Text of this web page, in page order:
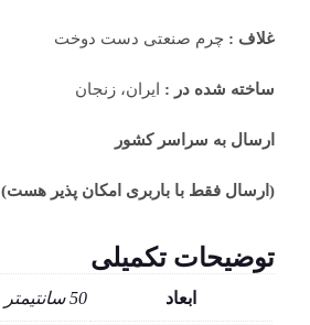
غلاف : چرم صنعتی دست دوخت
ساخته شده در : ایران، زنجان
ارسال به سراسر کشور
(ارسال فقط با باربری امکان پذیر هست)
توضیحات تکمیلی
ابعاد 50 سانتیمتر